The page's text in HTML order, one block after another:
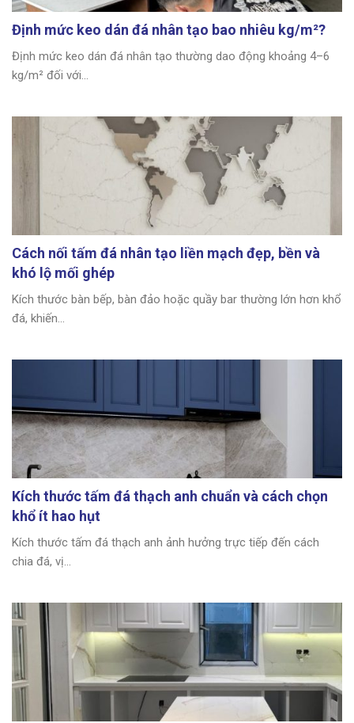
Định mức keo dán đá nhân tạo bao nhiêu kg/m²?
Định mức keo dán đá nhân tạo thường dao động khoảng 4–6
kg/m² đối với...
Cách nối tấm đá nhân tạo liền mạch đẹp, bền và
khó lộ mối ghép
Kích thước bàn bếp, bàn đảo hoặc quầy bar thường lớn hơn khổ
đá, khiến...
Kích thước tấm đá thạch anh chuẩn và cách chọn
khổ ít hao hụt
Kích thước tấm đá thạch anh ảnh hưởng trực tiếp đến cách
chia đá, vị...